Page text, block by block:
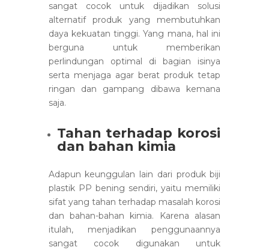
sangat cocok untuk dijadikan solusi
alternatif produk yang membutuhkan
daya kekuatan tinggi. Yang mana, hal ini
berguna untuk memberikan
perlindungan optimal di bagian isinya
serta menjaga agar berat produk tetap
ringan dan gampang dibawa kemana
saja.
Tahan terhadap korosi
dan bahan kimia
Adapun keunggulan lain dari produk biji
plastik PP bening sendiri, yaitu memiliki
sifat yang tahan terhadap masalah korosi
dan bahan-bahan kimia. Karena alasan
itulah, menjadikan penggunaannya
sangat cocok digunakan untuk